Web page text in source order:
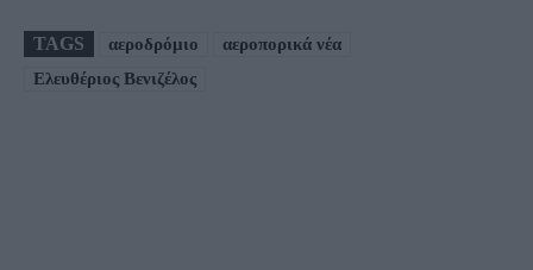
TAGS αεροδρόμιο
αεροπορικά νέα
Ελευθέριος Βενιζέλος